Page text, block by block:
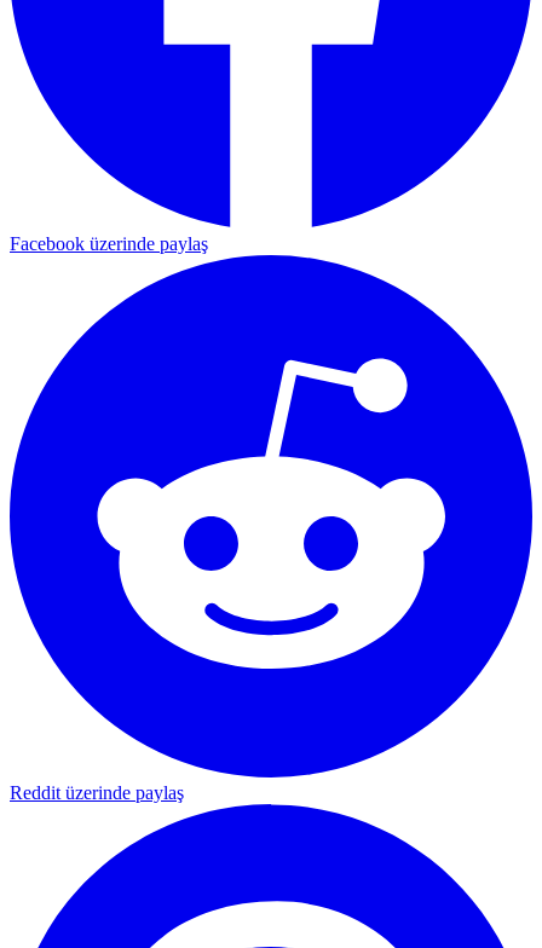
Facebook üzerinde paylaş
Reddit üzerinde paylaş